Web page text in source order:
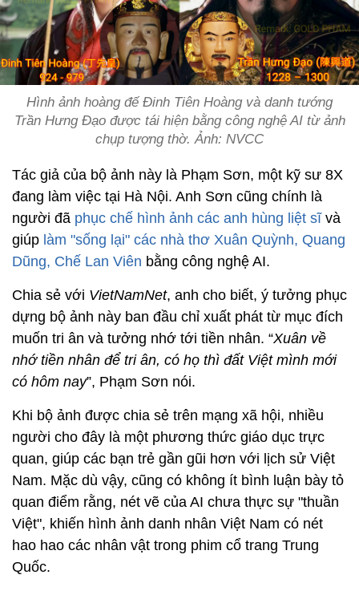
Hình ảnh hoàng đế Đinh Tiên Hoàng và danh tướng
Trần Hưng Đạo được tái hiện bằng công nghệ AI từ ảnh
chụp tượng thờ. Ảnh: NVCC
Tác giả của bộ ảnh này là Phạm Sơn, một kỹ sư 8X
đang làm việc tại Hà Nội. Anh Sơn cũng chính là
người đã phục chế hình ảnh các anh hùng liệt sĩvà
giúp làm "sống lại" các nhà thơ Xuân Quỳnh, Quang
Dũng, Chế Lan Viên bằng công nghệ AI.
Chia sẻ với VietNamNet, anh cho biết, ý tưởng phục
dựng bộ ảnh này ban đầu chỉ xuất phát từ mục đích
muốn tri ân và tưởng nhớ tới tiền nhân. “Xuân về
nhớ tiền nhân để tri ân, có họ thì đất Việt mình mới
có hôm nay”, Phạm Sơn nói.
Khi bộ ảnh được chia sẻ trên mạng xã hội, nhiều
người cho đây là một phương thức giáo dục trực
quan, giúp các bạn trẻ gần gũi hơn với lịch sử Việt
Nam. Mặc dù vậy, cũng có không ít bình luận bày tỏ
quan điểm rằng, nét vẽ của AI chưa thực sự "thuần
Việt", khiến hình ảnh danh nhân Việt Nam có nét
hao hao các nhân vật trong phim cổ trang Trung
Quốc.